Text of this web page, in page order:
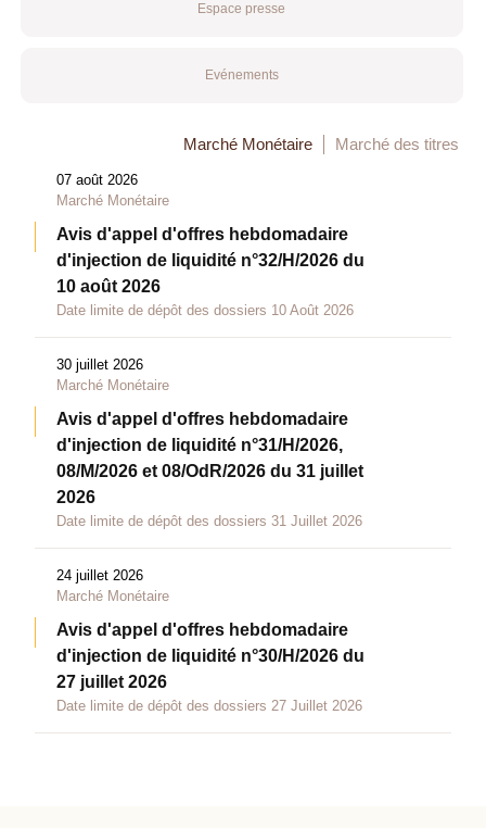
Espace presse
Evénements
Marché Monétaire Marché des titres
07 août 2026
Marché Monétaire
Avis d'appel d'offres hebdomadaire
d'injection de liquidité n°32/H/2026 du
10 août 2026
Date limite de dépôt des dossiers 10 Août 2026
30 juillet 2026
Marché Monétaire
Avis d'appel d'offres hebdomadaire
d'injection de liquidité n°31/H/2026,
08/M/2026 et 08/OdR/2026 du 31 juillet
2026
Date limite de dépôt des dossiers 31 Juillet 2026
24 juillet 2026
Marché Monétaire
Avis d'appel d'offres hebdomadaire
d'injection de liquidité n°30/H/2026 du
27 juillet 2026
Date limite de dépôt des dossiers 27 Juillet 2026